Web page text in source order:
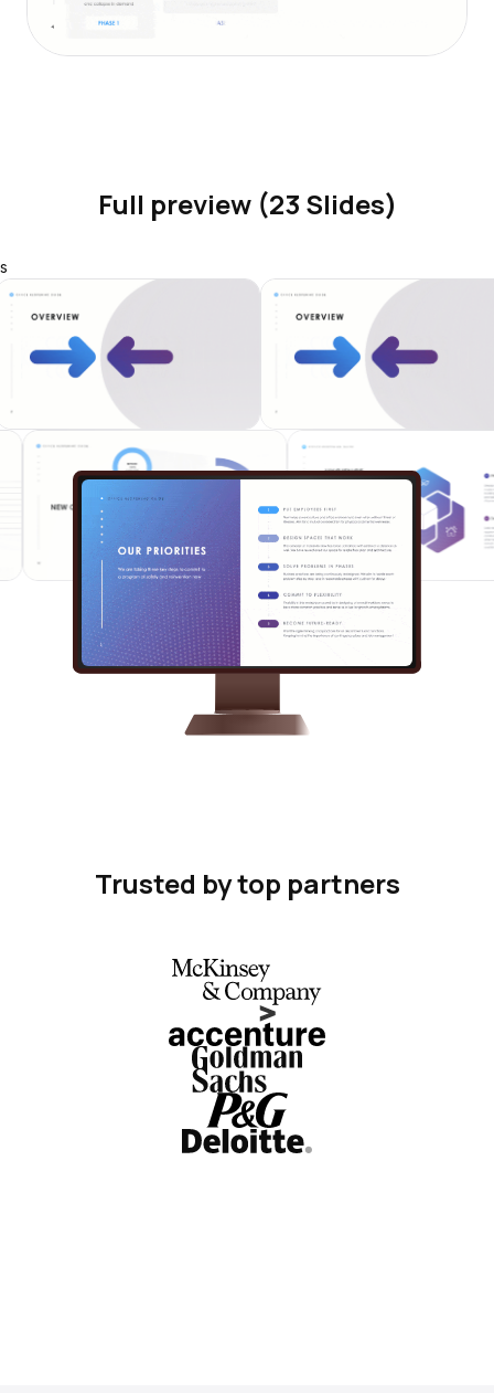
Full preview (23 Slides)
s
Trusted by top partners